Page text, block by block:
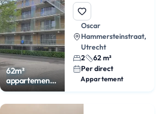
62m²
appartement
met balkon en
Oscar
Hammersteinstraat,
Utrecht
2
62 m²
Per direct
Appartement